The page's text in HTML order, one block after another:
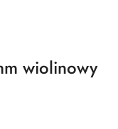
wiolinowy